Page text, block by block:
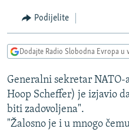
navigaciju
Pređite
na
pretragu
CRNA GORA
VIZUELNO
VIDEO
FOTOGALERIJE
INFOGRAFIKE
PODCASTI
RAT U UKRAJINI
KINA NA BALKANU
RSE PRIČE IZ SVIJETA
Podijelite
Dodajte Radio Slobodna Evropa u
Generalni sekretar NATO-
Hoop Scheffer) je izjavio
biti zadovoljena".
"Žalosno je i u mnogo